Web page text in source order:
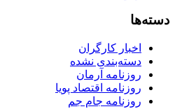
دسته‌ها
اخبار کارگران
دسته‌بندی نشده
روزنامه آرمان
روزنامه اقتصاد پویا
روزنامه جام جم